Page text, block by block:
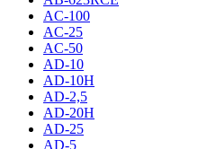
AC-100
AC-25
AC-50
AD-10
AD-10H
AD-2,5
AD-20H
AD-25
AD-5